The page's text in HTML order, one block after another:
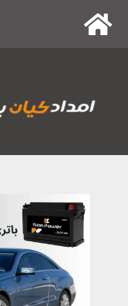
پرش